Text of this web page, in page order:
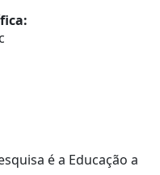
é a Educação a